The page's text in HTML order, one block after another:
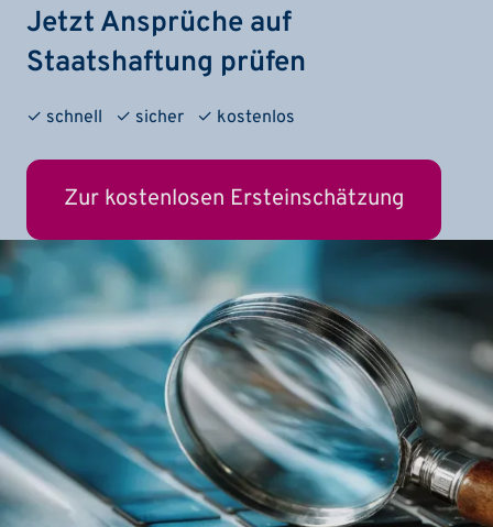
Jetzt Ansprüche auf
Staatshaftung prüfen
✓ schnell ✓ sicher ✓ kostenlos
Zur kostenlosen Ersteinschätzung